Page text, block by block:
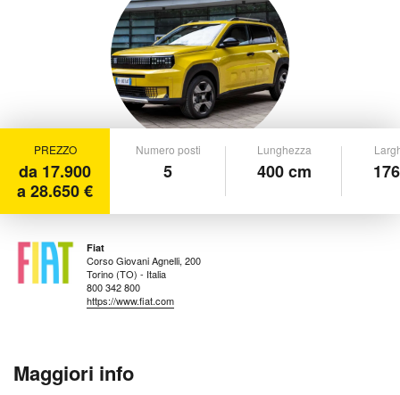
PREZZO
da 17.900
a 28.650 €
Numero posti
5
Lunghezza
400 cm
Fiat
Corso Giovani Agnelli, 200
Torino (TO) - Italia
800 342 800
https://www.fiat.com
Maggiori info